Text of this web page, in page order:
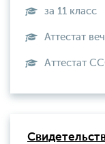
за 11 класс
Аттестат
Aттестат